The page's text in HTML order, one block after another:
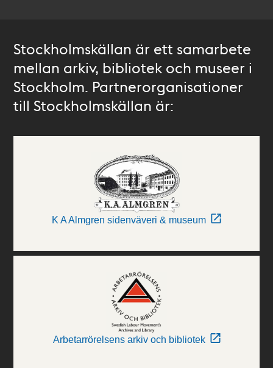
Stockholmskällan är ett samarbete
mellan arkiv, bibliotek och museer i
Stockholm. Partnerorganisationer
till Stockholmskällan är:
K A Almgren sidenväveri & museum
Arbetarrörelsens arkiv och bibliotek